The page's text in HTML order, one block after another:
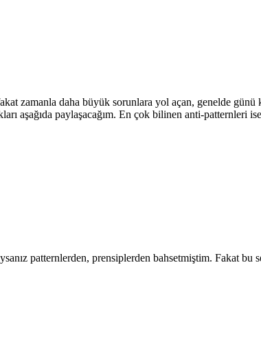
daha büyük sorunlara yol açan, genelde günü
aşağıda paylaşacağım. En çok bilinen anti-patternleri
patternlerden, prensiplerden bahsetmiştim. Fakat bu